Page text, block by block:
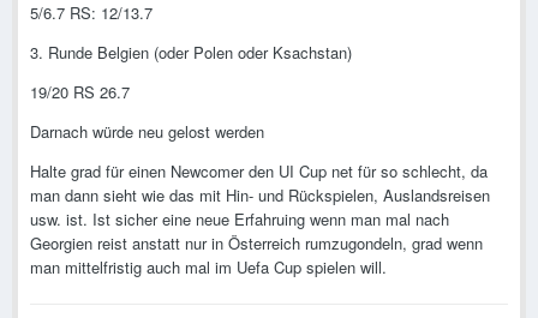
5/6.7 RS: 12/13.7
3. Runde Belgien (oder Polen oder Ksachstan)
19/20 RS 26.7
Darnach würde neu gelost werden
Halte grad für einen Newcomer den UI Cup net für so schlecht, da
man dann sieht wie das mit Hin- und Rückspielen, Auslandsreisen
usw. ist. Ist sicher eine neue Erfahruing wenn man mal nach
Georgien reist anstatt nur in Österreich rumzugondeln, grad wenn
man mittelfristig auch mal im Uefa Cup spielen will.